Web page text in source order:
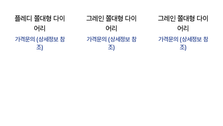
플레디 쫄대형 다이
어리
가격문의 (상세정보 참
조)
그레인 쫄대형 다이
어리
가격문의 (상세정보 참
조)
그레인 쫄대형 다이
어리
가격문의 (상세정보 참
조)